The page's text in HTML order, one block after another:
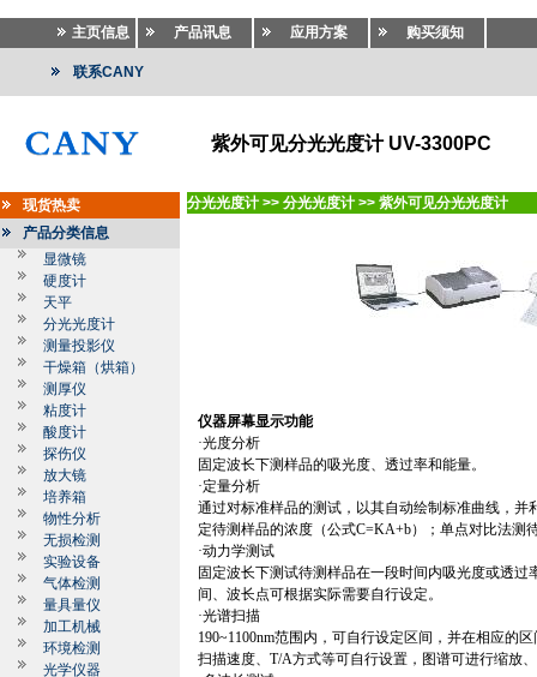
主页信息 产品讯息 应用方案 购买须知
联系CANY
紫外可见分光光度计 UV-3300PC
现货热卖
产品分类信息
显微镜
硬度计
天平
分光光度计
测量投影仪
干燥箱（烘箱）
测厚仪
粘度计
酸度计
探伤仪
放大镜
培养箱
物性分析
无损检测
实验设备
气体检测
量具量仪
加工机械
环境检测
光学仪器
分光光度计 >> 分光光度计 >> 紫外可见分光光度计
仪器屏幕显示功能
·光度分析
固定波长下测样品的吸光度、透过率和能量。
·定量分析
通过对标准样品的测试，以其自动绘制标准曲线，
定待测样品的浓度（公式C=KA+b）；单点对比法测
·动力学测试
固定波长下测试待测样品在一段时间内吸光度或透
间、波长点可根据实际需要自行设定。
·光谱扫描
190~1100nm范围内，可自行设定区间，并在相应的
扫描速度、T/A方式等可自行设置，图谱可进行缩放